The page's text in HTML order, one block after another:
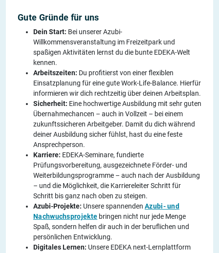
Gute Gründe für uns
Dein Start: Bei unserer Azubi-
Willkommensveranstaltung im Freizeitpark und
spaßigen Aktivitäten lernst du die bunte EDEKA-Welt
kennen.
Arbeitszeiten: Du profitierst von einer flexiblen
Einsatzplanung für eine gute Work-Life-Balance. Hierfür
informieren wir dich rechtzeitig über deinen Arbeitsplan.
Sicherheit: Eine hochwertige Ausbildung mit sehr guten
Übernahmechancen – auch in Vollzeit – bei einem
zukunftssicheren Arbeitgeber. Damit du dich während
deiner Ausbildung sicher fühlst, hast du eine feste
Ansprechperson.
Karriere: EDEKA-Seminare, fundierte
Prüfungsvorbereitung, ausgezeichnete Förder- und
Weiterbildungsprogramme – auch nach der Ausbildung
– und die Möglichkeit, die Karriereleiter Schritt für
Schritt bis ganz nach oben zu steigen.
Azubi-Projekte: Unsere spannenden Azubi- und
Nachwuchsprojekte bringen nicht nur jede Menge
Spaß, sondern helfen dir auch in der beruflichen und
persönlichen Entwicklung.
Digitales Lernen: Unsere EDEKA next-Lernplattform